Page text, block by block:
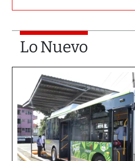
Lo Nuevo